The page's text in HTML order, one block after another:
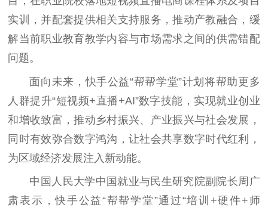
实训，并配套提供相关支持服务，推动产教融合，缓
解当前职业教育教学内容与市场需求之间的供需错配
问题。
面向未来，快手公益“帮帮学堂”计划将帮助更多
人群提升“短视频+直播+AI”数字技能，实现就业创业
和增收致富，推动乡村振兴、产业振兴与社会发展，
同时有效弥合数字鸿沟，让社会共享数字时代红利，
为区域经济发展注入新动能。
中国人民大学中国就业与民生研究院副院长周广
肃表示，快手公益“帮帮学堂”通过“培训+硬件+师